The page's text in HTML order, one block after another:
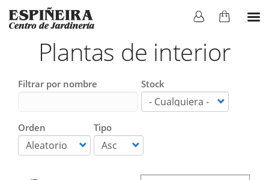
Plantas de interior
Filtrar por nombre Stock
Orden Tipo